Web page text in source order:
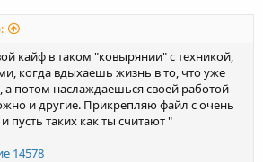
кайф в таком "ковырянии" с техникой,
когда вдыхаешь жизнь в то, что уже
а потом наслаждаешься своей работой
и другие. Прикрепляю файл с очень
пусть таких как ты считают "
14578